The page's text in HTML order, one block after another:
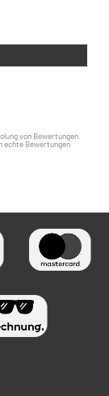
von Bewertungen.
echte Bewertungen